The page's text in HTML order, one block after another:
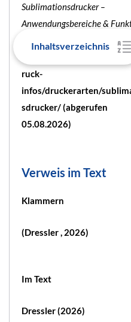
Inhaltsverzeichnis
Sublimationsdrucker –
Anwendungsbereiche &
https://
ruck-
infos/druckerarten/
sdrucker/ (abgerufen
05.08.2026)
Verweis im Text
Klammern
(Dressler , 2026)
Im Text
Dressler (2026)